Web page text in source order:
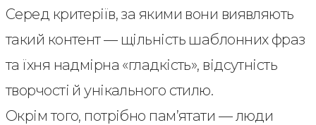
Серед критеріїв, за якими вони виявляють
такий контент — щільність шаблонних фраз
та їхня надмірна «гладкість», відсутність
творчості й унікального стилю.
Окрім того, потрібно пам’ятати — люди